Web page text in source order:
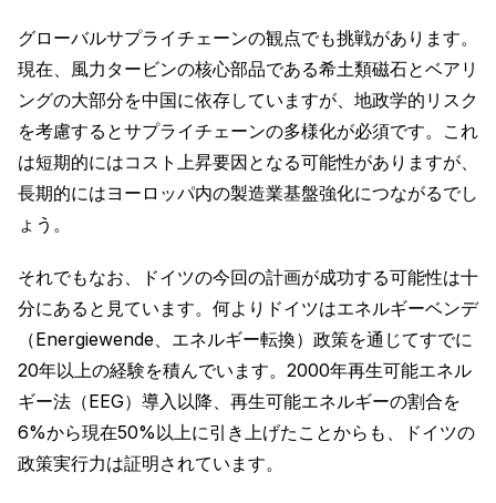
グローバルサプライチェーンの観点でも挑戦があります。
現在、風力タービンの核心部品である希土類磁石とベアリ
ングの大部分を中国に依存していますが、地政学的リスク
を考慮するとサプライチェーンの多様化が必須です。これ
は短期的にはコスト上昇要因となる可能性がありますが、
長期的にはヨーロッパ内の製造業基盤強化につながるでし
ょう。
それでもなお、ドイツの今回の計画が成功する可能性は十
分にあると見ています。何よりドイツはエネルギーベンデ
（Energiewende、エネルギー転換）政策を通じてすでに
20年以上の経験を積んでいます。2000年再生可能エネル
ギー法（EEG）導入以降、再生可能エネルギーの割合を
6%から現在50%以上に引き上げたことからも、ドイツの
政策実行力は証明されています。